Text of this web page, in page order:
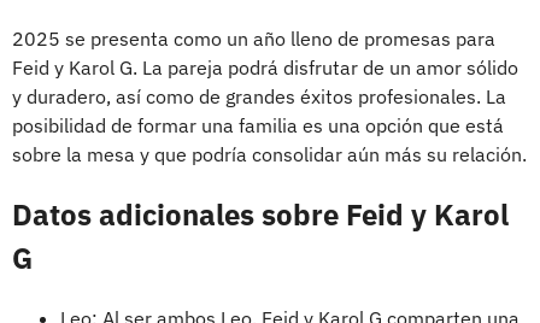
2025 se presenta como un año lleno de promesas para
Feid y Karol G. La pareja podrá disfrutar de un amor sólido
y duradero, así como de grandes éxitos profesionales. La
posibilidad de formar una familia es una opción que está
sobre la mesa y que podría consolidar aún más su relación.
Datos adicionales sobre Feid y Karol
G
Leo: Al ser ambos Leo, Feid y Karol G comparten una